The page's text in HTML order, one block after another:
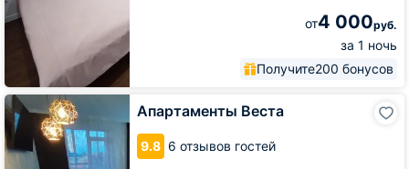
от4 000руб.
за 1 ночь
Получите200 бонусов
Апартаменты Веста
9.8 6 отзывов гостей
Апартаменты
Веста